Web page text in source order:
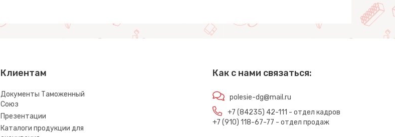
Клиентам
Документы Таможенный
Союз
Презентации
Каталоги продукции для
Как с нами связаться:
polesie-dg@mail.ru
+7 (84235) 42-111 - отдел кадров
+7 (910) 118-67-77 - отдел продаж